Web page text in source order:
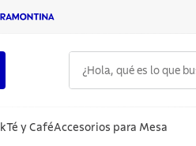
Té y CaféAccesorios para Mesa
1.
cuchillos